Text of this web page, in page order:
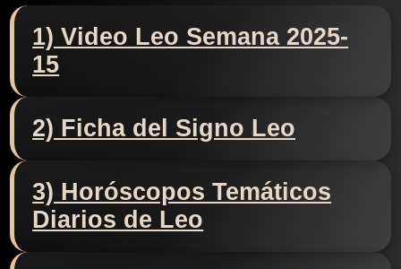
1) Video Leo Semana 2025-
15
2) Ficha del Signo Leo
3) Horóscopos Temáticos
Diarios de Leo